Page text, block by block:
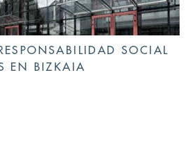
SOCIAL
EN BIZKAIA